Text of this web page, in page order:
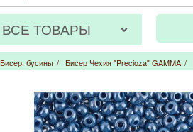
ВСЕ ТОВАРЫ
Бисер, бусины / Бисер Чехия "Precioza" GAMMA /